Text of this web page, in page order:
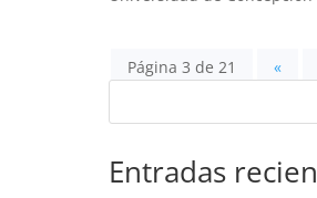
Página 3 de 21 «
Entradas